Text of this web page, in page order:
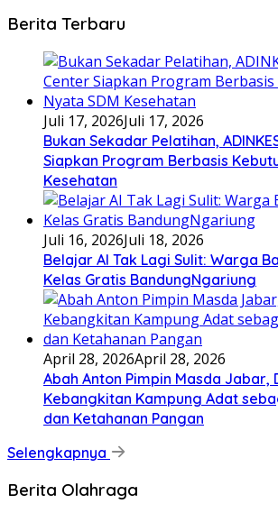
Berita Terbaru
Juli 17, 2026Juli 17, 2026
Bukan Sekadar Pelatihan,
Siapkan Program Berbasis
Kesehatan
Juli 16, 2026Juli 18, 2026
Belajar AI Tak Lagi Sulit: Warga
Kelas Gratis BandungNgariung
April 28, 2026April 28, 2026
Abah Anton Pimpin Masda Jabar,
Kebangkitan Kampung Adat
dan Ketahanan Pangan
Selengkapnya
Berita Olahraga